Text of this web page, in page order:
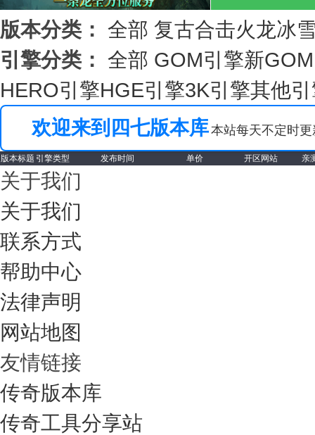
版本分类： 全部 复古合击火龙冰
引擎分类： 全部 GOM引擎新
HERO引擎HGE引擎3K引擎其他
欢迎来到四七版本库 本站每天不定时更新
版本标题 引擎类型 发布时间 单价 开区网站 亲
关于我们
关于我们
联系方式
帮助中心
法律声明
网站地图
友情链接
传奇版本库
传奇工具分享站